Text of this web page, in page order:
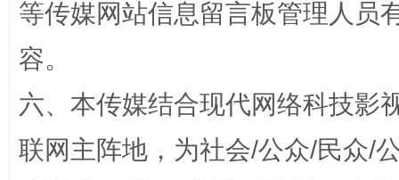
等传媒网站信息留言板管理人员
容。
六、本传媒结合现代网络科技影
联网主阵地，为社会/公众/民众/